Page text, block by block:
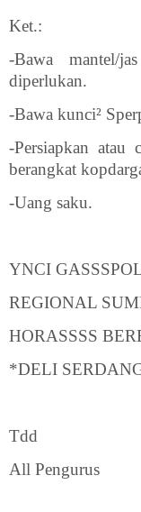
Ket.:
-Bawa mantel/
diperlukan.
-Bawa kunci²
-Persiapkan atau
berangkat
-Uang saku.
YNCI
REGIONAL
HORASSSS
*DELI
Tdd
All Pengurus